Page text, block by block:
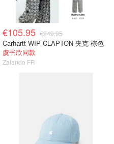
€105.95 €249.95
Carhartt WIP CLAPTON 夹克 棕色
虞书欣同款
Zalando FR